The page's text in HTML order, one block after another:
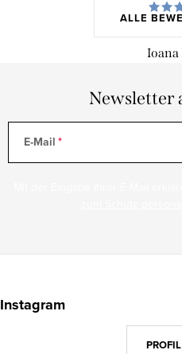
ALLE
Ioana
Newsletter
E-Mail
uInstagram